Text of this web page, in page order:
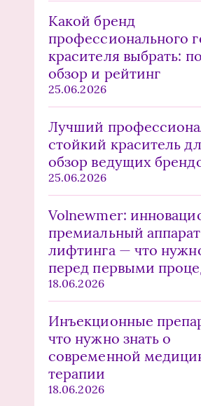
Какой бренд
профессионального
красителя выбрать:
обзор и рейтинг
25.06.2026
Лучший
стойкий краситель
обзор ведущих
25.06.2026
Volnewmer:
премиальный
лифтинга — что
перед первыми
18.06.2026
Инъекционные
что нужно знать о
современной
терапии
18.06.2026